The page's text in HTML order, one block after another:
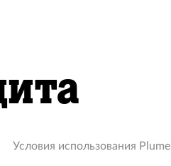
Условия использования Plume